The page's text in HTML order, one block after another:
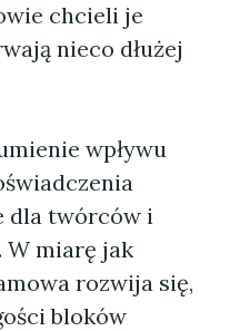
chcieli je
nieco dłużej
wpływu
dla twórców i
miarę jak
rozwija się,
bloków